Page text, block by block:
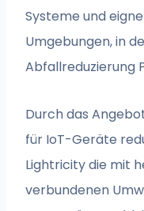
Systeme und
Umgebungen, in
Abfallreduzierung
Durch das
für IoT-Geräte
Lightricity die mit
verbundenen